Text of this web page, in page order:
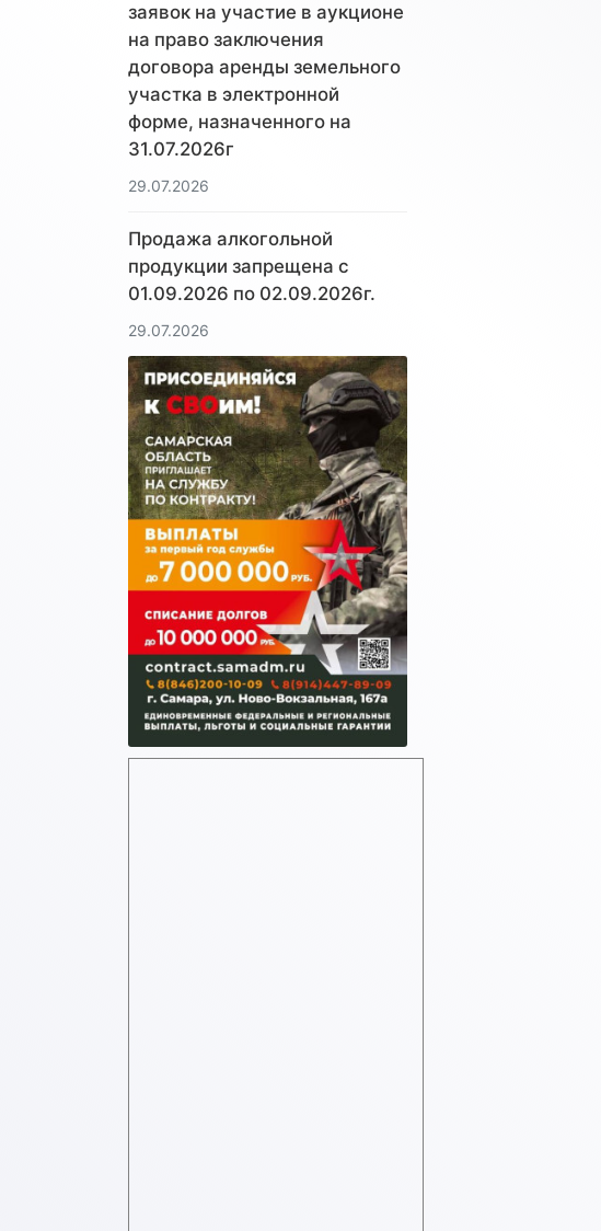
заявок на участие в аукционе
на право заключения
договора аренды земельного
участка в электронной
форме, назначенного на
31.07.2026г
29.07.2026
Продажа алкогольной
продукции запрещена с
01.09.2026 по 02.09.2026г.
29.07.2026